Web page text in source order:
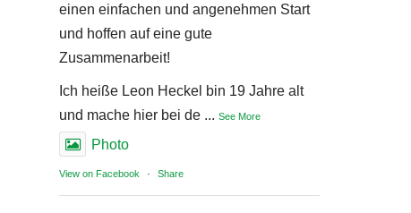
einen einfachen und angenehmen Start
und hoffen auf eine gute
Zusammenarbeit!
Ich heiße Leon Heckel bin 19 Jahre alt
und mache hier bei de ... See More
Photo
View on Facebook · Share